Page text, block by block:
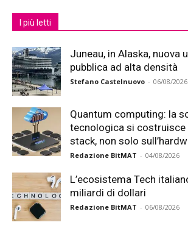
I più letti
Juneau, in Alaska, nuova
pubblica ad alta densità
Stefano Castelnuovo - 06/08/2026
Quantum computing: la
tecnologica si costruisce
stack, non solo
Redazione BitMAT - 04/08/2026
L’ecosistema Tech
miliardi di dollari
Redazione BitMAT - 06/08/2026